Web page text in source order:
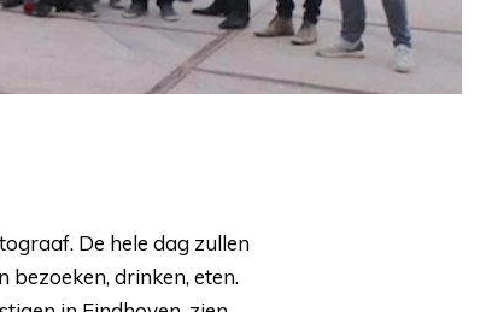
De hele dag zullen
drinken, eten.